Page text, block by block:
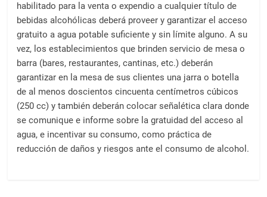
habilitado para la venta o expendio a cualquier título de
bebidas alcohólicas deberá proveer y garantizar el acceso
gratuito a agua potable suficiente y sin límite alguno. A su
vez, los establecimientos que brinden servicio de mesa o
barra (bares, restaurantes, cantinas, etc.) deberán
garantizar en la mesa de sus clientes una jarra o botella
de al menos doscientos cincuenta centímetros cúbicos
(250 cc) y también deberán colocar señalética clara donde
se comunique e informe sobre la gratuidad del acceso al
agua, e incentivar su consumo, como práctica de
reducción de daños y riesgos ante el consumo de alcohol.